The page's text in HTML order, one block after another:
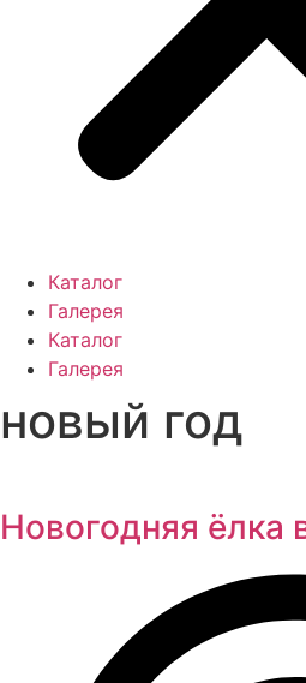
Каталог
Галерея
Каталог
Галерея
новый год
Новогодняя ёлка